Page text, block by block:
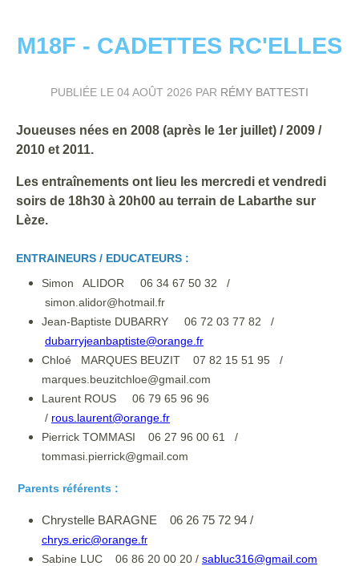
M18F - CADETTES RC'ELLES
PUBLIÉE LE 04 AOÛT 2026 PAR RÉMY BATTESTI
Joueuses nées en 2008 (après le 1er juillet) / 2009 /
2010 et 2011.
Les entraînements ont lieu les mercredi et vendredi
soirs de 18h30 à 20h00 au terrain de Labarthe sur
Lèze.
ENTRAINEURS / EDUCATEURS :
Simon ALIDOR 06 34 67 50 32 /
simon.alidor@hotmail.fr
Jean-Baptiste DUBARRY 06 72 03 77 82 /
dubarryjeanbaptiste@orange.fr
Chloé MARQUES BEUZIT 07 82 15 51 95 /
marques.beuzitchloe@gmail.com
Laurent ROUS 06 79 65 96 96
/ rous.laurent@orange.fr
Pierrick TOMMASI 06 27 96 00 61 /
tommasi.pierrick@gmail.com
Parents référents :
Chrystelle BARAGNE 06 26 75 72 94 /
chrys.eric@orange.fr
Sabine LUC 06 86 20 00 20 / sabluc316@gmail.com